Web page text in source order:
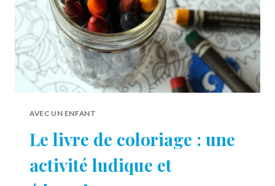
AVEC UN ENFANT
Le livre de coloriage : une
activité ludique et